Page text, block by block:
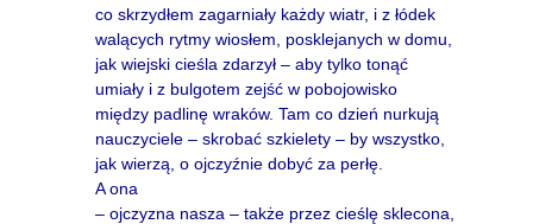
co skrzydłem zagarniały każdy wiatr, i z łódek
walących rytmy wiosłem, posklejanych w domu,
jak wiejski cieśla zdarzył – aby tylko tonąć
umiały i z bulgotem zejść w pobojowisko
między padlinę wraków. Tam co dzień nurkują
nauczyciele – skrobać szkielety – by wszystko,
jak wierzą, o ojczyźnie dobyć za perłę.
A ona
– ojczyzna nasza – także przez cieślę sklecona,